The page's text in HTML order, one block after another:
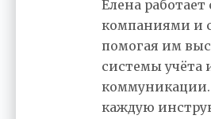
Елена
компаниями и
помогая им
системы учёта
коммуникации.
каждую